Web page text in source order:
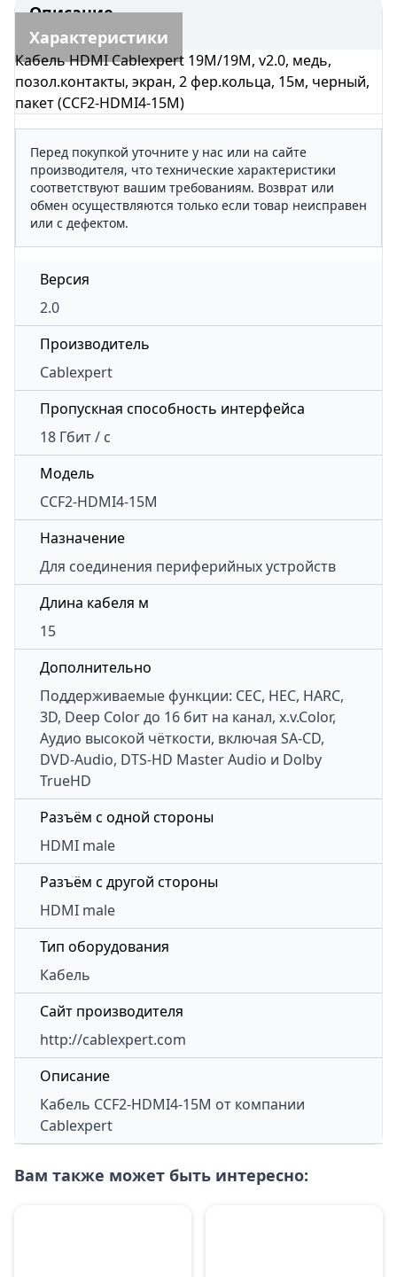
Описание
Характеристики
Кабель HDMI Cablexpert 19M/19M, v2.0, медь,
позол.контакты, экран, 2 фер.кольца, 15м, черный,
пакет (CCF2-HDMI4-15M)
Перед покупкой уточните у нас или на сайте
производителя, что технические характеристики
соответствуют вашим требованиям. Возврат или
обмен осуществляются только если товар неисправен
или с дефектом.
Версия
2.0
Производитель
Cablexpert
Пропускная способность интерфейса
18 Гбит / с
Модель
CCF2-HDMI4-15M
Назначение
Для соединения периферийных устройств
Длина кабеля м
15
Дополнительно
Поддерживаемые функции: CEC, HEC, HARC,
3D, Deep Color до 16 бит на канал, x.v.Color,
Аудио высокой чёткости, включая SA-CD,
DVD-Audio, DTS-HD Master Audio и Dolby
TrueHD
Разъём с одной стороны
HDMI male
Разъём с другой стороны
HDMI male
Тип оборудования
Кабель
Сайт производителя
http://cablexpert.com
Описание
Кабель CCF2-HDMI4-15M от компании
Cablexpert
Вам также может быть интересно: